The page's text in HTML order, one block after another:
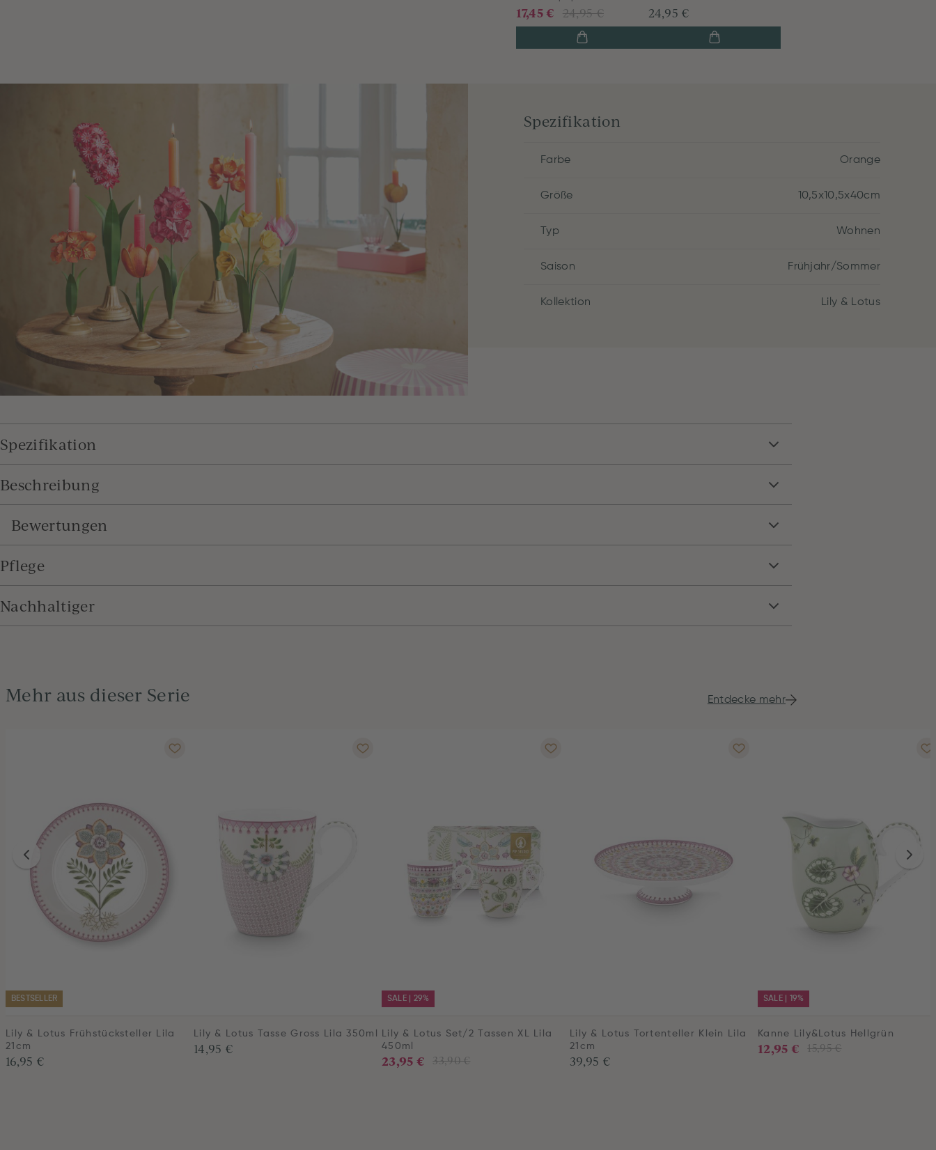
24,95 €
17,45 € 24,95 €
Spezifikation
Farbe Orange
Größe 10,5x10,5x40cm
Typ Wohnen
Saison Frühjahr/Sommer
Kollektion Lily & Lotus
Spezifikation
Beschreibung
Bewertungen
Pflege
Nachhaltiger
Mehr aus dieser Serie Entdecke mehr
BESTSELLER
Lily & Lotus Frühstücksteller Lila
21cm
16,95 €
Lily & Lotus Tasse Gross Lila 350ml
14,95 €
SALE | 29%
Lily & Lotus Set/2 Tassen XL Lila
450ml
33,90 €
23,95 €
Lily & Lotus Tortenteller Klein Lila
21cm
39,95 €
SALE | 19%
Kanne Lily&Lotus Hellgrün
15,95 €
12,95 €